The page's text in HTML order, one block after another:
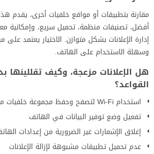
أفضل، تصنيفات منظمة، تحميل سريع، وإمكانية
إدارة الإعلانات بشكل متوازن. الاختيار يعتمد
وسهلة الاستخدام على الهاتف.
هل الإعلانات مزعجة، وكيف تقللينها
القواعد؟
استخدام Wi-Fi لتصفح وحفظ مجموعة خلفيات مرة واحدة
تفعيل وضع توفير البيانات في الهاتف
إغلاق الإشعارات غير الضرورية من إعدادات
عدم تحميل تطبيقات مشبوهة لإزالة الإعلانات